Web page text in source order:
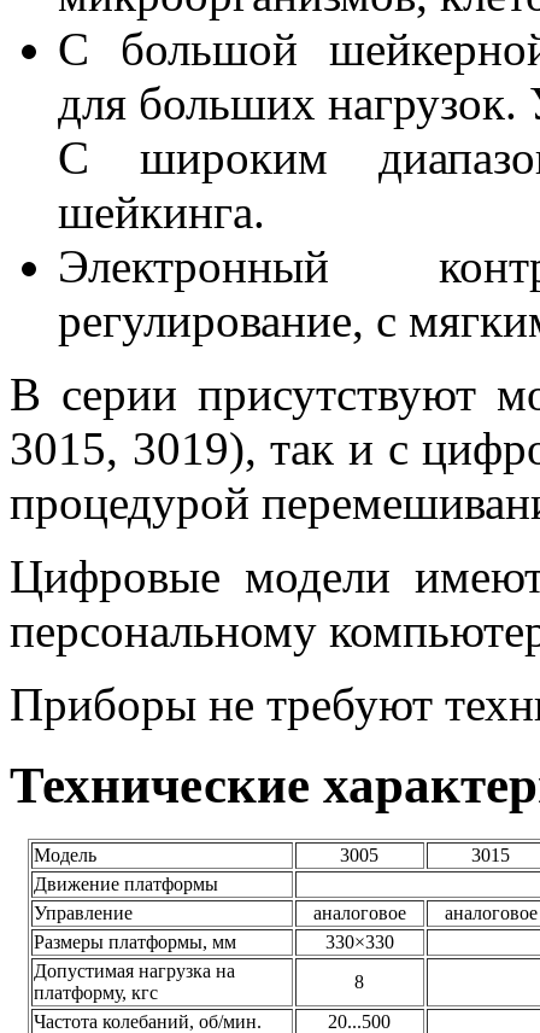
С большой
для больших нагрузок.
С широким
шейкинга.
Электронный
регулирование, с
В серии присутствуют
3015, 3019), так и с
процедурой
Цифровые модели
персональному
Приборы не требуют
Технические
Модель 3005
3015
Движение платформы
Управление
аналоговое
аналоговое
Размеры платформы, мм
330×330
Допустимая нагрузка на
платформу, кгс
8
Частота колебаний, об/мин.
20...500